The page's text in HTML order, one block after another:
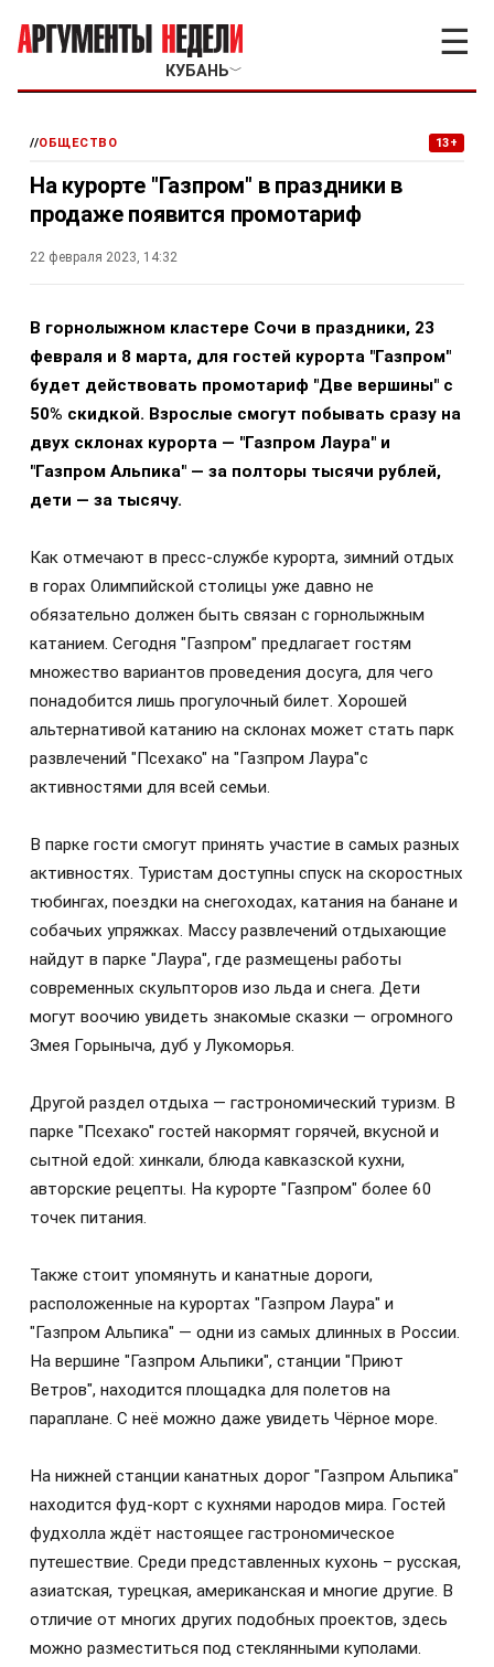
КУБАНЬ﹀
☰
//ОБЩЕСТВО 13+
На курорте "Газпром" в праздники в
продаже появится промотариф
22 февраля 2023, 14:32
В горнолыжном кластере Сочи в праздники, 23
февраля и 8 марта, для гостей курорта "Газпром"
будет действовать промотариф "Две вершины" с
50% скидкой. Взрослые смогут побывать сразу на
двух склонах курорта — "Газпром Лаура" и
"Газпром Альпика" — за полторы тысячи рублей,
дети — за тысячу.
Как отмечают в пресс-службе курорта, зимний отдых
в горах Олимпийской столицы уже давно не
обязательно должен быть связан с горнолыжным
катанием. Сегодня "Газпром" предлагает гостям
множество вариантов проведения досуга, для чего
понадобится лишь прогулочный билет. Хорошей
альтернативой катанию на склонах может стать парк
развлечений "Псехако" на "Газпром Лаура"с
активностями для всей семьи.
В парке гости смогут принять участие в самых разных
активностях. Туристам доступны спуск на скоростных
тюбингах, поездки на снегоходах, катания на банане и
собачьих упряжках. Массу развлечений отдыхающие
найдут в парке "Лаура", где размещены работы
современных скульпторов изо льда и снега. Дети
могут воочию увидеть знакомые сказки — огромного
Змея Горыныча, дуб у Лукоморья.
Другой раздел отдыха — гастрономический туризм. В
парке "Псехако" гостей накормят горячей, вкусной и
сытной едой: хинкали, блюда кавказской кухни,
авторские рецепты. На курорте "Газпром" более 60
точек питания.
Также стоит упомянуть и канатные дороги,
расположенные на курортах "Газпром Лаура" и
"Газпром Альпика" — одни из самых длинных в России.
На вершине "Газпром Альпики", станции "Приют
Ветров", находится площадка для полетов на
параплане. С неё можно даже увидеть Чёрное море.
На нижней станции канатных дорог "Газпром Альпика"
находится фуд-корт с кухнями народов мира. Гостей
фудхолла ждёт настоящее гастрономическое
путешествие. Среди представленных кухонь – русская,
азиатская, турецкая, американская и многие другие. В
отличие от многих других подобных проектов, здесь
можно разместиться под стеклянными куполами.